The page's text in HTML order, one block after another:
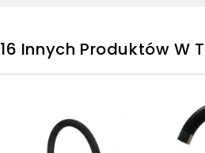
16 Innych Produktów W